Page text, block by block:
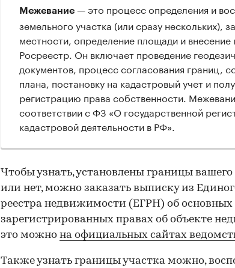
Межевание — это процесс определения и
земельного участка (или сразу нескольких),
местности, определение площади и внесение
Росреестр. Он включает проведение
документов, процесс согласования границ,
плана, постановку на кадастровый учет и
регистрацию права собственности.
соответствии с ФЗ «О государственной
кадастровой деятельности в РФ».
Чтобы узнать, установлены границы вашего
или нет, можно заказать выписку из
реестра недвижимости (ЕГРН) об основных
зарегистрированных правах об объекте
это можно на официальных сайтах
Также узнать границы участка можно,